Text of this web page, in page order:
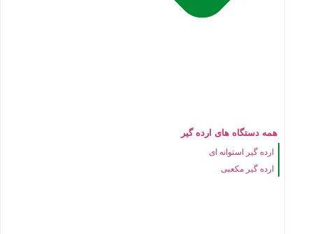
همه دستگاه های ارده گیر
ارده گیر استوانه ای
ارده گیر مکعبی